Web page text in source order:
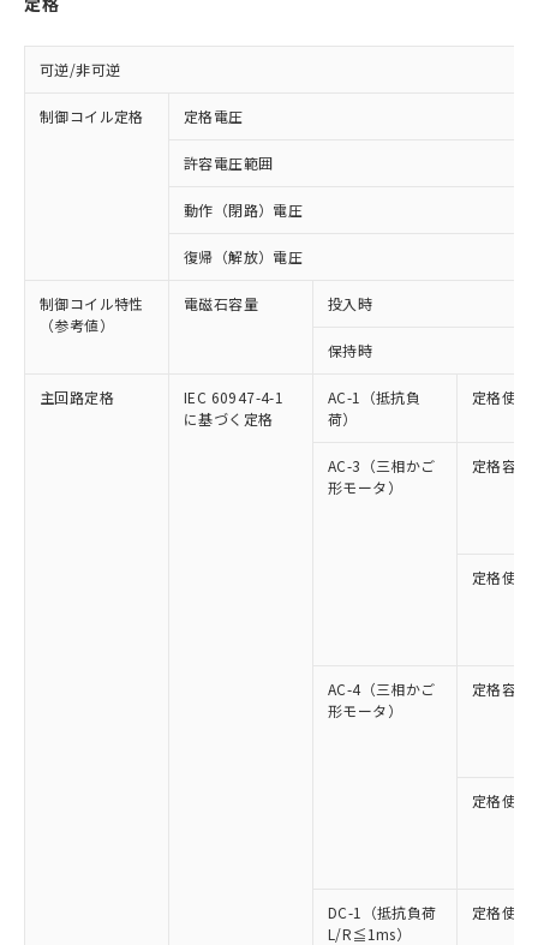
可逆/非可逆
制御コイル定格 定格電圧
許容電圧範囲
動作（閉路）電圧
復帰（解放）電圧
制御コイル特性
（参考値）
電磁石容量 投入時
保持時
主回路定格
IEC 60947-4-1
に基づく定格
AC-1（抵抗負
荷）
定格使用
AC-3（三相かご
形モータ）
定格容量
定格使用
AC-4（三相かご
形モータ）
定格容量
定格使用
DC-1（抵抗負荷
L/R≦1ms）
定格使用